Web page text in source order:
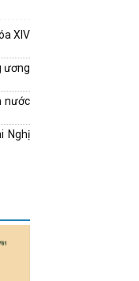
XIV
ương
nước
Nghị